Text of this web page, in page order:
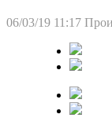
06/03/19 11:17